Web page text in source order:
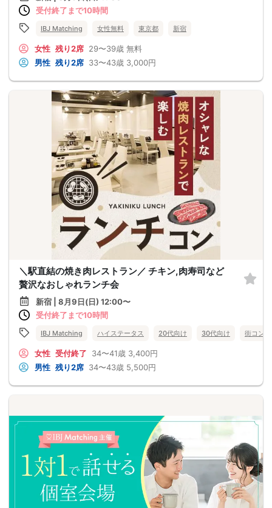
受付終了まで10時間
IBJ Matching 女性無料 東京都 新宿
女性 残り2席 29〜39歳 無料
男性 残り2席 33〜43歳 3,000円
＼駅直結の焼き肉レストラン／ チキン,肉寿司など
贅沢なおしゃれランチ会
新宿 | 8月9日(日) 12:00〜
受付終了まで10時間
IBJ Matching ハイステータス 20代向け 30代向け 街コン
女性 受付終了 34〜41歳 3,400円
男性 残り2席 34〜43歳 5,500円